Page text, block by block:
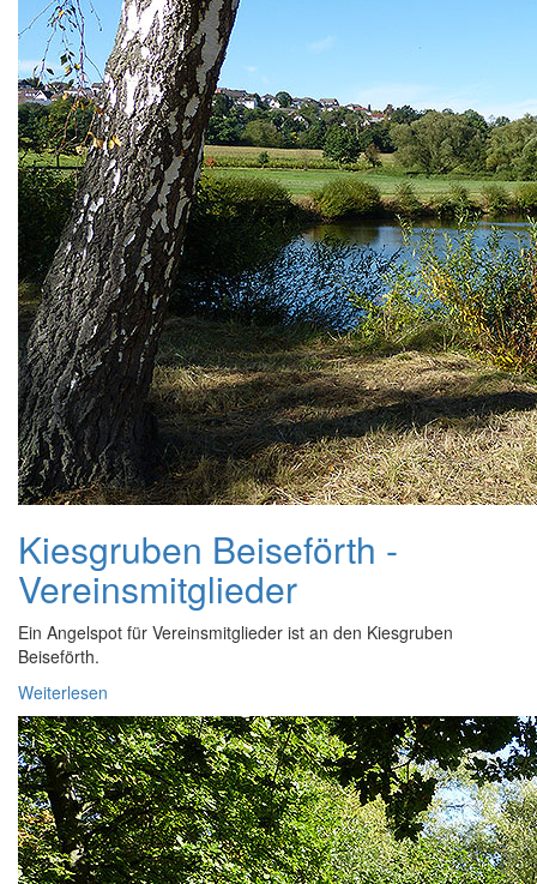
Kiesgruben Beiseförth -
Vereinsmitglieder
Ein Angelspot für Vereinsmitglieder ist an den Kiesgruben
Beiseförth.
Weiterlesen